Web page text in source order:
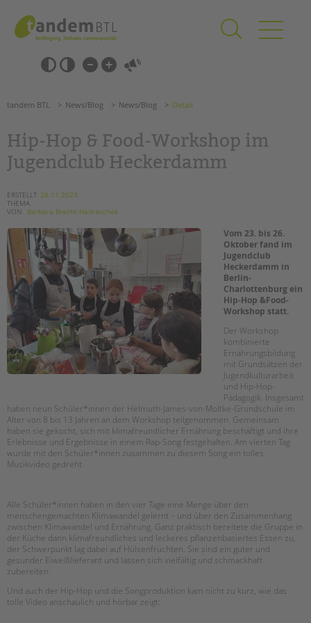
springen
Barrierefrei-
Einstellungen
überspringen
überspringen
SCHULE & GANZTAG
Grundschulen
Oberschulen
Förderzentren
EFöB
Schulbezogene Sozialarbeit
Tagesgruppen
HILFEN ZUR ERZIEHUNG
EINGLIEDERUNGSHILFE
BETREUTES WOHNEN
Zertfikatskurse
Seminarkalender
Seminarräume
PROFIL | LEITBILD
Bereiche im Überblick
Kinder- und Jugendschutz
Unsere Videos
Gesellschafter VdK
schoolcoach BTL
Suchen
tandem BTL News/Blog News/Blog Detail
Hip-Hop & Food-Workshop im
Jugendclub Heckerdamm
ERSTELLT 28.11.2023
THEMA
VON
Barbara Brecht-Hadraschek
Vom 23. bis 26.
Oktober fand im
Jugendclub
Heckerdamm in
Berlin-
Charlottenburg ein
Hip-Hop &Food-
Workshop statt.
Der Workshop
kombinierte
Ernährungsbildung
mit Grundsätzen der
Jugendkulturarbeit
und Hip-Hop-
Pädagogik. Insgesamt
haben neun Schüler*innen der Helmuth-James-von-Moltke-Grundschule im
Alter von 8 bis 13 Jahren an dem Workshop teilgenommen. Gemeinsam
haben sie gekocht, sich mit klimafreundlicher Ernährung beschäftigt und ihre
Erlebnisse und Ergebnisse in einem Rap-Song festgehalten. Am vierten Tag
wurde mit den Schüler*innen zusammen zu diesem Song ein tolles
Musikvideo gedreht.
Alle Schüler*innen haben in den vier Tage eine Menge über den
menschengemachten Klimawandel gelernt – und über den Zusammenhang
zwischen Klimawandel und Ernährung. Ganz praktisch bereitete die Gruppe in
der Küche dann klimafreundliches und leckeres pflanzenbasiertes Essen zu,
der Schwerpunkt lag dabei auf Hülsenfrüchten. Sie sind ein guter und
gesunder Eiweißlieferant und lassen sich vielfältig und schmackhaft
zubereiten.
Und auch der Hip-Hop und die Songproduktion kam nicht zu kurz, wie das
tolle Video anschaulich und hörbar zeigt: